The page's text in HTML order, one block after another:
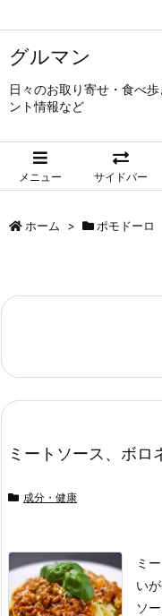
グルマン
日々のお取り寄せ・食べ
ント情報など
メニュー サイドバー
ホーム > ポモドーロ
ミートソース、ボロ
成分・健康
ミ
い
ソ